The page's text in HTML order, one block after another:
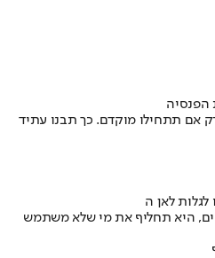
הפנסיה
אם תתחילו מוקדם. כך תבנו עתיד
היא תחליף את מי שלא משתמש